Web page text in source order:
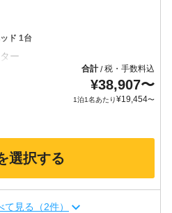
ド 1台
合計/税・手数料込
¥38,907〜
1泊1名あたり¥19,454〜
選択する
見る（2件）